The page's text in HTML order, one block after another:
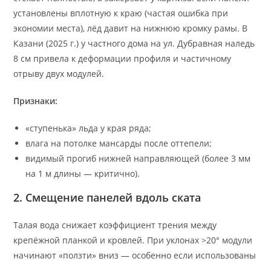
установлены вплотную к краю (частая ошибка при
экономии места), лёд давит на нижнюю кромку рамы. В
Казани (2025 г.) у частного дома на ул. Дубравная наледь
8 см привела к деформации профиля и частичному
отрыву двух модулей.
Признаки:
«ступенька» льда у края ряда;
влага на потолке мансарды после оттепели;
видимый прогиб нижней направляющей (более 3 мм
на 1 м длины — критично).
2. Смещение панелей вдоль ската
Талая вода снижает коэффициент трения между
крепёжной планкой и кровлей. При уклонах >20° модули
начинают «ползти» вниз — особенно если использованы